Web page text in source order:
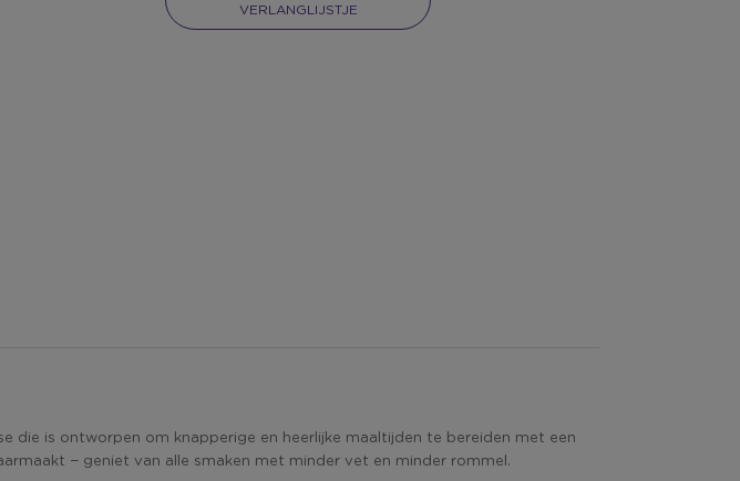
VERLANGLIJSTJE
is ontworpen om knapperige en heerlijke maaltijden te bereiden met een
− geniet van alle smaken met minder vet en minder rommel.